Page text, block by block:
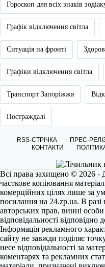
Гороскоп для всіх знаків
Графік відключення світла
Ситуація на фронті
Графіки відключення світла
Транспорт Запоріжжя
Постраждалі
RSS-СТРІЧКА ПРЕС-
КОНТАКТИ
Всі права захищено © 2026 -
часткове копіювання
комерційних цілях лише за
посилання на 24.zp.ua. В
авторських прав, винні
відповідальності відповідно
Інформація рекламного
сайту не завжди поділяє
несе відповідальності за
коментарях та рекламних